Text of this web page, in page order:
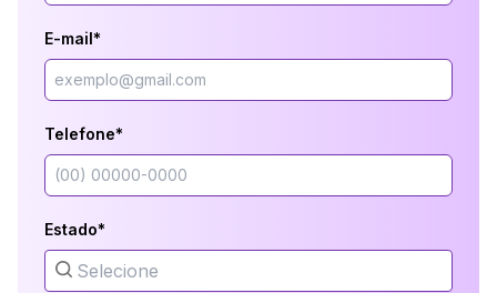
E-mail*
Telefone*
Estado*